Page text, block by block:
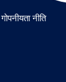
गोपनीयता नीति